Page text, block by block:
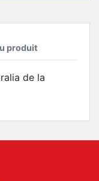
produit
de la